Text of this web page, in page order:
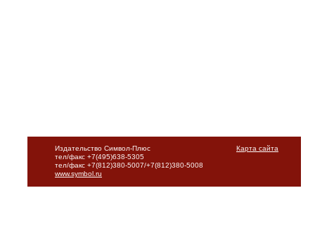
Карта сайта
Издательство Символ-Плюс
тел/факс +7(495)638-5305
тел/факс +7(812)380-5007/+7(812)380-5008
www.symbol.ru